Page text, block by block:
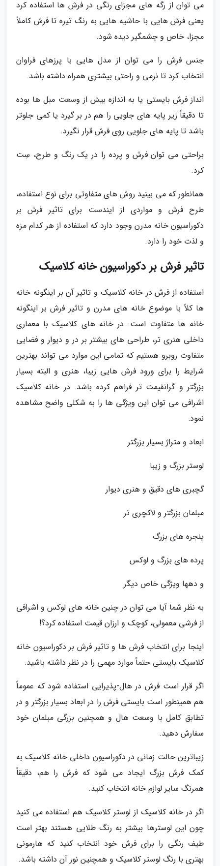
می توان از رگه های مجزای رنگی در فرش ها استفاده کرد
یعنی فرش هایی با حاشیه هایی به رنگ تیره تا فرش کاملاً
مجزا، خاص و چشمگیر دیده شود.
جنس فرش را می توان از مدل هایی با پرزهای فراوان
انتخاب کرد تا نرمی و راحتی بیشتری همراه داشته باشد.
انداز فرش بایستی یا به اندازه بیش از وسعت مبل ها بوده
تا دقیقاً زیر پایه های جلویی را هم در بر گیرد یا کمی جلوتر
باشد تا پایه های جلویی روی فرش قرار نگیرد.
براحتی می توان فرش و پرده را در یک رنگ و طرح، سِت
کرد.
همانطور که می بینید روش های متفاوتی برای نوع استفاده،
طرح فرش و مواردی از ایندست برای تاثیر فرش بر
دکوراسیون خانه مدرن وجود دارد که استفاده از هر کدام مزه
و لذت خود را دارد.
تاثیر فرش بر دکوراسیون خانه کلاسیک
استفاده از فرش در خانه کلاسیک و تاثیر آن بر اینگونه خانه
ها کلاً با موضوع خانه های مدرن و تاثیر فرش بر اینگونه
خانه ها متفاوت است. در خانه های کلاسیک با معماری
داخلی هنری تر، طراحی های بیشتر بر در و دیوار و فضایی
متفاوت روبرو هستیم که تمامی این موارد می تواند بهترین
شرایط را برای ورود فرش هایی زیبا، هنری و البته بسیار
بزرگتر و گرانقیمت تر فراهم کرده باشد. در خانه کلاسیک
اشرافی می توان این ویژگی ها را به شکلی واضح مشاهده
نمود:
ابعاد و متراژ بسیار بزرگتر
لوستر بزرگ و زیبا
گچبری های دقیق و هنری دیوار
مبلمان بزرگتر و لاکچری تر
پنجره های بزرگ
پرده های بزرگ و لوکس
و دهها ویژگی خاص دیگر
به نظر شما آیا می توان در چنین خانه های لوکس و اشرافی
از فرشی معمولی، کوچک و ارزان قیمت استفاده کرد؟!
اینجا برای انتخاب فرش ها و تاثیر فرش بر دکوراسیون خانه
کلاسیک بایستی حتماً موارد مهمی را در نظر داشته باشید:
اگر قرار است فرش در هال-پذیرایی استفاده شود که عموماً
هم همینطور است بایستی فرش را در ابعاد بسیار بزرگتر و در
تطابق کامل با وسعت هال و همچنین بزرگی مبلمان خود
سفارش دهید.
زیباترین حالت زمانی در دکوراسیون داخلی خانه کلاسیک به
کمک فرش بزرگ ایجاد می شود که فرش را هم، دقیقاً
همرنگ سایر لوازم خانه انتخاب کنید.
اگر در خانه کلاسیک از لوستر کلاسیک هم استفاده می کنید
چون این لوسترها بیشتر به رنگ طلایی هستند بهتر است
طیف رنگی را برای فرش خود انتخاب کنید که هارمونی
بهتری با رنگ لوستر کلاسیک و همچنین نور آن داشته باشد.